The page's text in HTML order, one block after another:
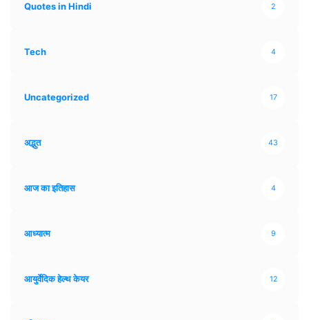
Quotes in Hindi 2
Tech 4
Uncategorized 17
अद्भुत 43
आज का इतिहास 4
आध्यात्म 9
आयुर्वेदिक हेल्थ केयर 12